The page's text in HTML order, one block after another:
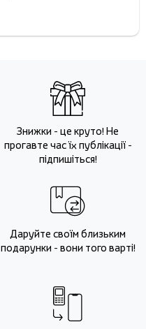
Знижки - це круто! Не
прогавте час їх публікації -
підпишіться!
Даруйте своїм близьким
подарунки - вони того варті!